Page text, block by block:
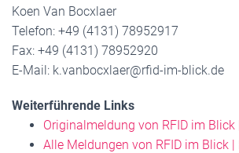
Koen Van Bocxlaer
Telefon: +49 (4131) 78952917
Fax: +49 (4131) 78952920
E-Mail: k.vanbocxlaer@rfid-im-blick.de
Weiterführende Links
Originalmeldung von RFID im Blick
Alle Meldungen von RFID im Blick |